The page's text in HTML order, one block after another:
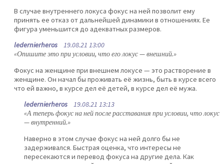
В случае внутреннего локуса фокус на ней позволит ему
принять ее отказ от дальнейшей динамики в отношениях. Ее
фигура уменьшится до адекватных размеров.
ledernierheros 19.08.21 13:00
«Опишите это при условии, что его локус — внешний.»
Фокус на женщине при внешнем локусе — это растворение в
женщине. Он начал бы проживать её жизнь, быть в курсе всего
что ей важно, в курсе дел её детей, в курсе дел её мужа.
ledernierheros 19.08.21 13:13
«А теперь фокус на ней после расставания при условии, что локус
— внутренний.»
Наверно в этом случае фокус на ней долго бы не
задерживался. Быстрая оценка, что интересы не
пересекаются и перевод фокуса на другие дела. Как